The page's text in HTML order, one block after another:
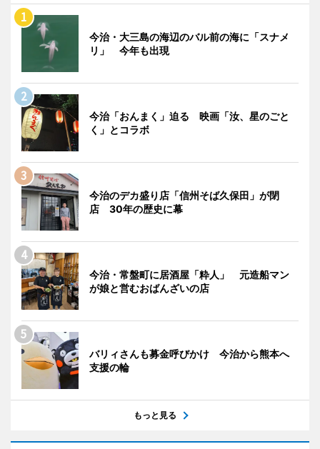
今治・大三島の海辺のバル前の海に「スナメ
リ」 今年も出現
今治「おんまく」迫る 映画「汝、星のごと
く」とコラボ
今治のデカ盛り店「信州そば久保田」が閉
店 30年の歴史に幕
今治・常盤町に居酒屋「粋人」 元造船マン
が娘と営むおばんざいの店
バリィさんも募金呼びかけ 今治から熊本へ
支援の輪
もっと見る